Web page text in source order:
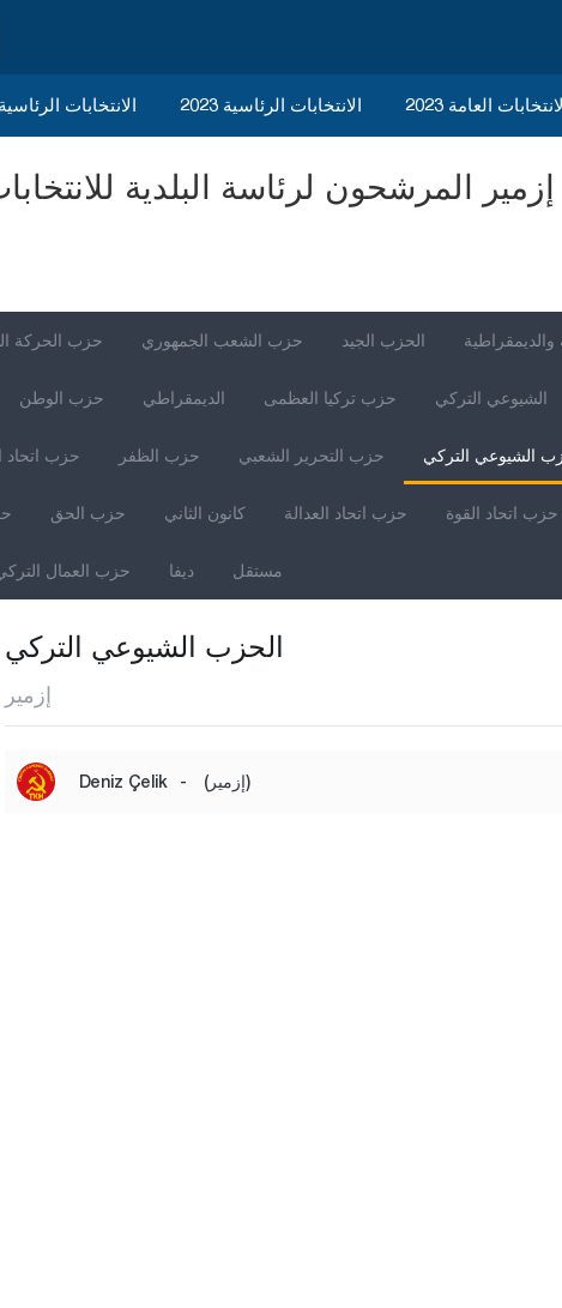
2023 الانتخابات الانتخابات الرئاسية 2023 العامة 2023
حزب الحركة حزب الشعب الجمهوري الحزب الجيد والديمقراطية
حزب الوطن الديمقراطي حزب تركيا العظمى الشيوعي التركي
حزب اتحاد حزب الظفر حزب التحرير الشعبي الشيوعي التركي
حزب الحق كانون الثاني حزب اتحاد العدالة حزب اتحاد القوة
حزب العمال ديفا مستقل
الحزب الشيوعي التركي
إزمير
Deniz Çelik - (إزمير)